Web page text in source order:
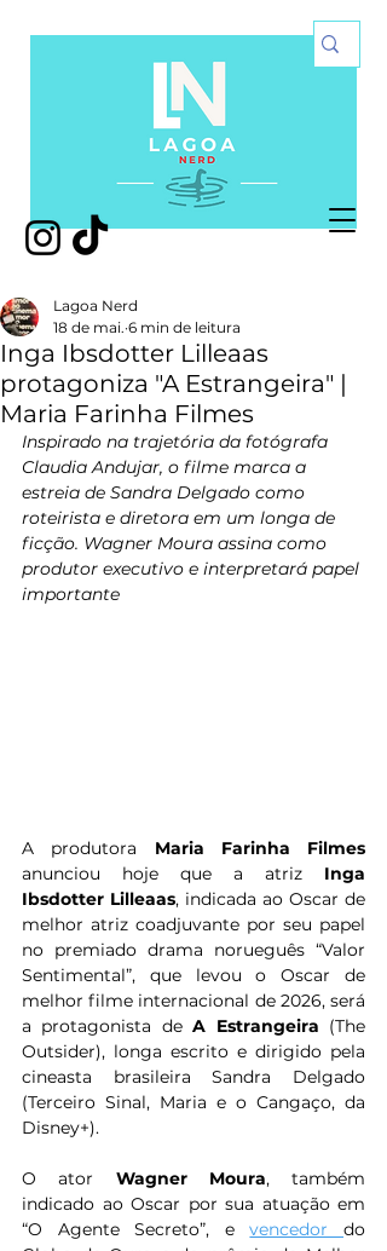
Inga Ibsdotter Lilleaas
protagoniza "A Estrangeira" |
Maria Farinha Filmes
Lagoa Nerd
18 de mai. 6 min de leitura
Inspirado na trajetória da fotógrafa
Claudia Andujar, o filme marca a
estreia de Sandra Delgado como
roteirista e diretora em um longa de
ficção. Wagner Moura assina como
produtor executivo e interpretará papel
importante
A produtora Maria Farinha Filmes
anunciou hoje que a atriz Inga
Ibsdotter Lilleaas, indicada ao Oscar de
melhor atriz coadjuvante por seu papel
no premiado drama norueguês “Valor
Sentimental”, que levou o Oscar de
melhor filme internacional de 2026, será
a protagonista de A Estrangeira (The
Outsider), longa escrito e dirigido pela
cineasta brasileira Sandra Delgado
(Terceiro Sinal, Maria e o Cangaço, da
Disney+).
O ator Wagner Moura, também
indicado ao Oscar por sua atuação em
“O Agente Secreto”, e vencedor do